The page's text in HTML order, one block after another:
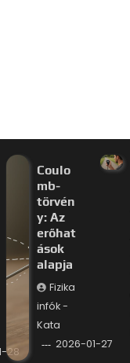
28
Coulo
mb-
törvén
y: Az
erőhat
ások
alapja
Fizika
infók -
Kata
2026-01-27